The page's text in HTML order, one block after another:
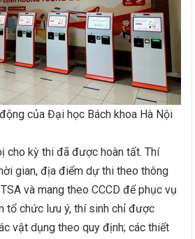
của Đại học Bách khoa Hà Nội
cho kỳ thi đã được hoàn tất. Thí
gian, địa điểm dự thi theo thông
và mang theo CCCD để phục vụ
tổ chức lưu ý, thí sinh chỉ được
vật dụng theo quy định; các thiết